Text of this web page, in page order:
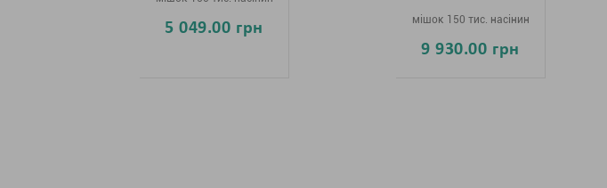
5 049.00 грн мішок 150 тис. насінин
9 930.00 грн